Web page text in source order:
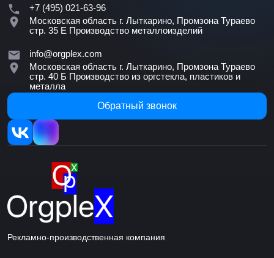
+7 (495) 021-63-96
Московская область г. Лыткарино, Промзона Тураево
стр. 35 Е Производство металлоизделий
info@orgplex.com
Московская область г. Лыткарино, Промзона Тураево
стр. 40 Б Производство из оргстекла, пластиков и
металла
Обратный звонок
Рекламно-производственная компания